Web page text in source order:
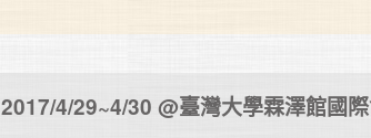
2017/4/29~4/30 @臺灣大學霖澤館國